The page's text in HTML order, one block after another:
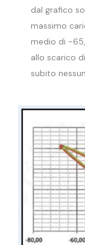
dal grafico
massimo
medio di -
allo scarico
subito